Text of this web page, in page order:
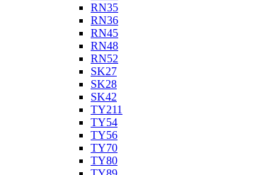
RN35
RN36
RN45
RN48
RN52
SK27
SK28
SK42
TY211
TY54
TY56
TY70
TY80